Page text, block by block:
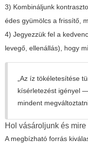
3) Kombináljunk
édes gyümölcs a frissítő,
4) Jegyezzük fel a
levegő, ellenállás), hogy
„Az íz tökéletesítése
kísérletezést igényel
mindent
Hol vásároljunk és
A megbízható forrás